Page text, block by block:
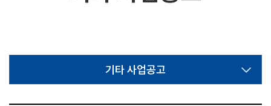
기타 사업공고